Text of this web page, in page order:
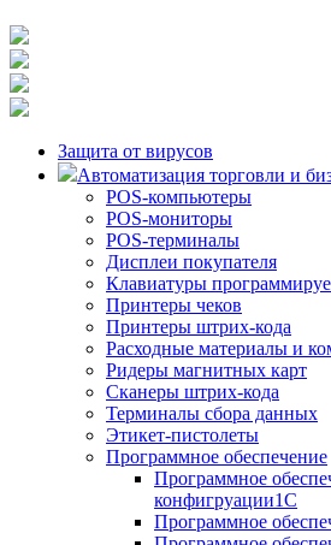
Защита от вирусов
Автоматизация торговли и
POS-компьютеры
POS-мониторы
POS-терминалы
Дисплеи покупателя
Клавиатуры
Принтеры чеков
Принтеры штрих-кода
Расходные материалы и
Ридеры магнитных карт
Сканеры штрих-кода
Терминалы сбора данных
Этикет-пистолеты
Программное обеспечение
Программное
конфигруации1С
Программное